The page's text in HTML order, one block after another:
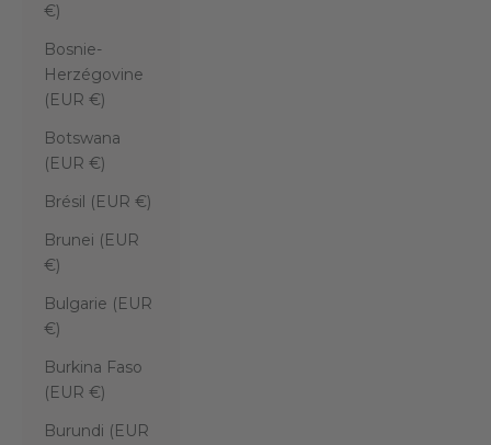
€)
Bosnie-
Herzégovine
(EUR €)
Botswana
(EUR €)
Brésil (EUR €)
Brunei (EUR
€)
Bulgarie (EUR
€)
Burkina Faso
(EUR €)
Burundi (EUR